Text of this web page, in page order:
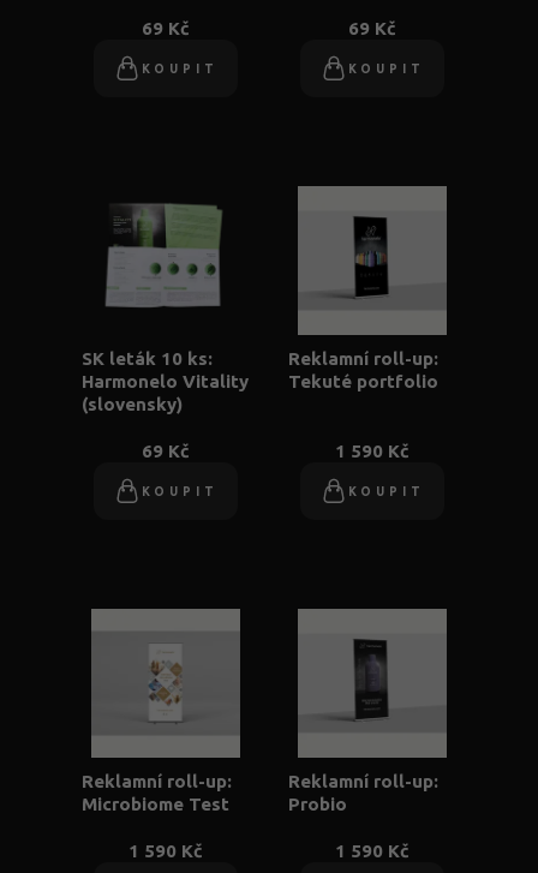
69 Kč
KOUPIT
69 Kč
KOUPIT
SK leták 10 ks:
Harmonelo Vitality
(slovensky)
69 Kč
KOUPIT
Reklamní roll-up:
Tekuté portfolio
1 590 Kč
KOUPIT
Reklamní roll-up:
Microbiome Test
1 590 Kč
Reklamní roll-up:
Probio
1 590 Kč